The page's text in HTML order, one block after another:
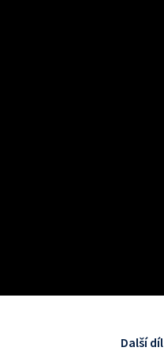
Další díl